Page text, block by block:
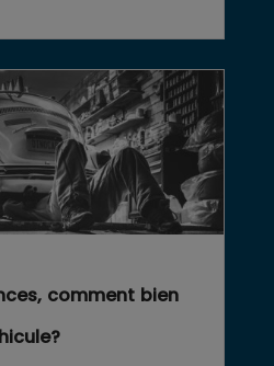
comment bien